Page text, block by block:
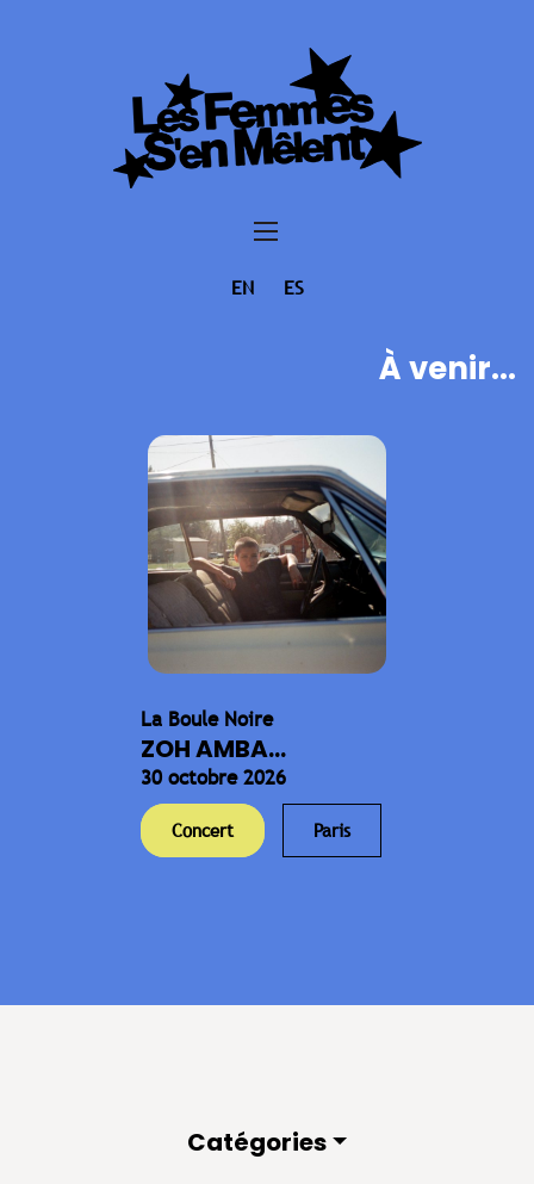
EN ES
À venir...
La Boule Noire
ZOH AMBA...
30 octobre 2026
Concert Paris
Catégories